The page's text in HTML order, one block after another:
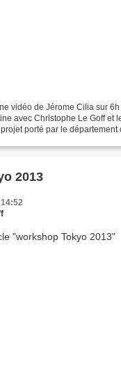
vidéo de Jérome Cilia sur
avec Christophe Le Goff et
porté par le département
2013